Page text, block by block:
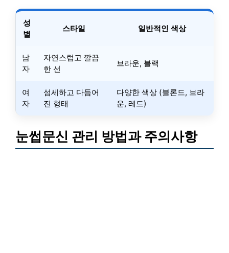
성
별
스타일 일반적인 색상
남
자
자연스럽고 깔끔
한 선
브라운, 블랙
여
자
섬세하고 다듬어
진 형태
다양한 색상 (블론드, 브라
운, 레드)
눈썹문신 관리 방법과 주의사항